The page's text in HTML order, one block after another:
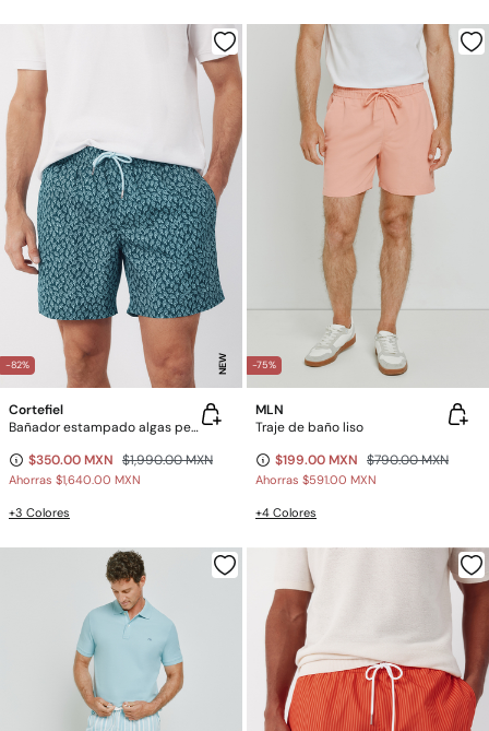
-82% NEW
Cortefiel
Bañador estampado algas pequeñas
$350.00 MXN $1,990.00 MXN
Ahorras $1,640.00 MXN
+3 Colores
-75%
MLN
Traje de baño liso
$199.00 MXN $790.00 MXN
Ahorras $591.00 MXN
+4 Colores